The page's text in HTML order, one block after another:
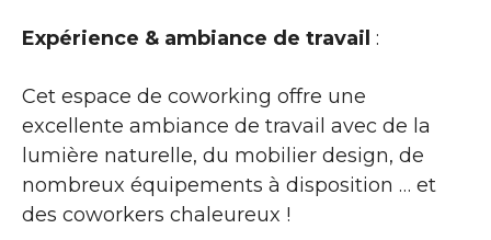
Expérience & ambiance de travail :
Cet espace de coworking offre une
excellente ambiance de travail avec de la
lumière naturelle, du mobilier design, de
nombreux équipements à disposition … et
des coworkers chaleureux !